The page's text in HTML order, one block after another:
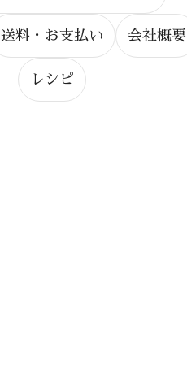
送料・お支払い 会社概要
レシピ